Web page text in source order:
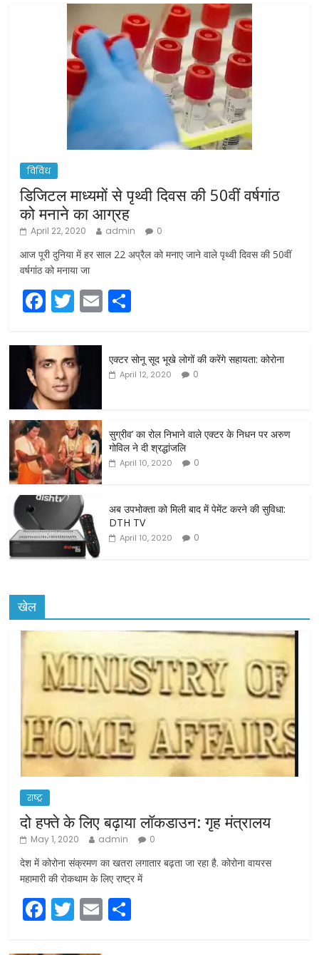
विविध
डिजिटल माध्यमों से पृथ्वी दिवस की 50वीं वर्षगांठ
को मनाने का आग्रह
April 22, 2020 admin 0
आज पूरी दुनिया में हर साल 22 अप्रैल को मनाए जाने वाले पृथ्वी दिवस की 50वीं
वर्षगांठ को मनाया जा
F
c
e
b
o
o
k
T
itt
er
E
ar
e
एक्टर सोनू सूद भूखे लोगों की करेंगे सहायता: कोरोना
April 12, 2020 0
सुग्रीव’ का रोल निभाने वाले एक्टर के निधन पर अरुण
गोविल ने दी श्रद्धांजलि
April 10, 2020 0
अब उपभोक्ता को मिली बाद में पेमेंट करने की सुविधा:
DTH TV
April 10, 2020 0
खेल
राष्ट्र
दो हफ्ते के लिए बढ़ाया लॉकडाउन: गृह मंत्रालय
May 1, 2020 admin 0
देश में कोरोना संक्रमण का खतरा लगातार बढ़ता जा रहा है. कोरोना वायरस
महामारी की रोकथाम के लिए राष्ट्र में
F T E